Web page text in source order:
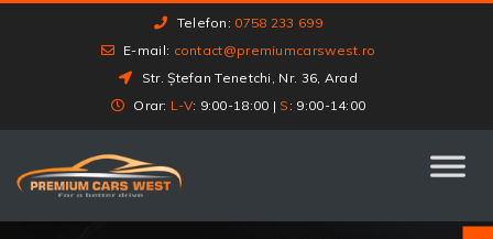
Telefon: 0758 233 699
E-mail: contact@premiumcarswest.ro
Str. Ștefan Tenetchi, Nr. 36, Arad
Orar: L-V: 9:00-18:00 | S : 9:00-14:00